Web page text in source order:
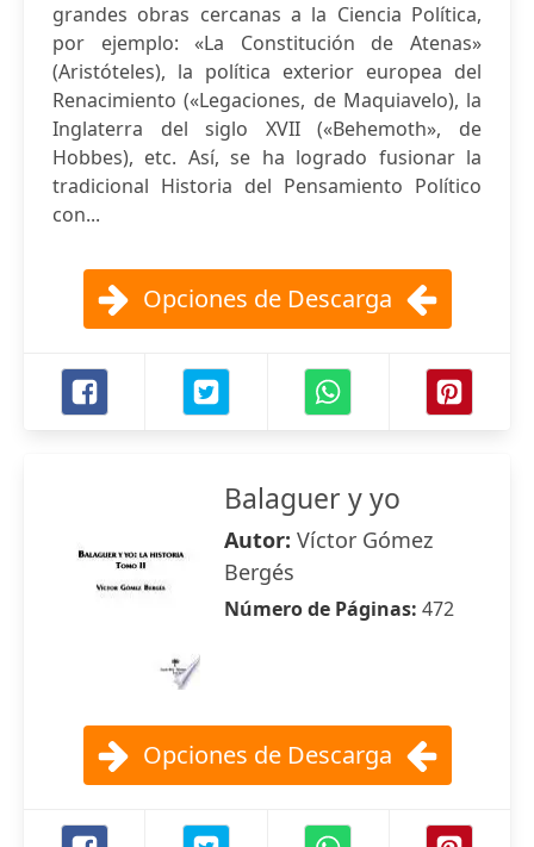
grandes obras cercanas a la Ciencia Política,
por ejemplo: «La Constitución de Atenas»
(Aristóteles), la política exterior europea del
Renacimiento («Legaciones, de Maquiavelo), la
Inglaterra del siglo XVII («Behemoth», de
Hobbes), etc. Así, se ha logrado fusionar la
tradicional Historia del Pensamiento Político
con...
Opciones de Descarga
Balaguer y yo
Autor: Víctor Gómez
Bergés
Número de Páginas: 472
Opciones de Descarga